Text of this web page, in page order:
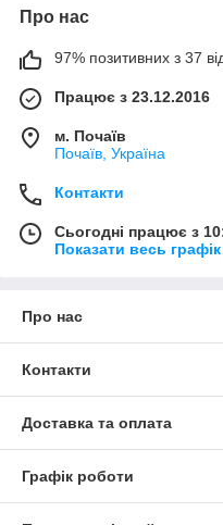
Про нас
97% позитивних з 37
Працює з 23.12.2016
м. Почаїв
Почаїв, Україна
Контакти
Сьогодні працює з
Показати весь
Про нас
Контакти
Доставка та оплата
Графік роботи